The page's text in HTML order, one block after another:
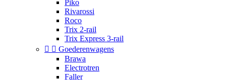
Piko
Rivarossi
Roco
Trix 2-rail
Trix Express 3-rail
  Goederenwagens
Brawa
Electrotren
Faller